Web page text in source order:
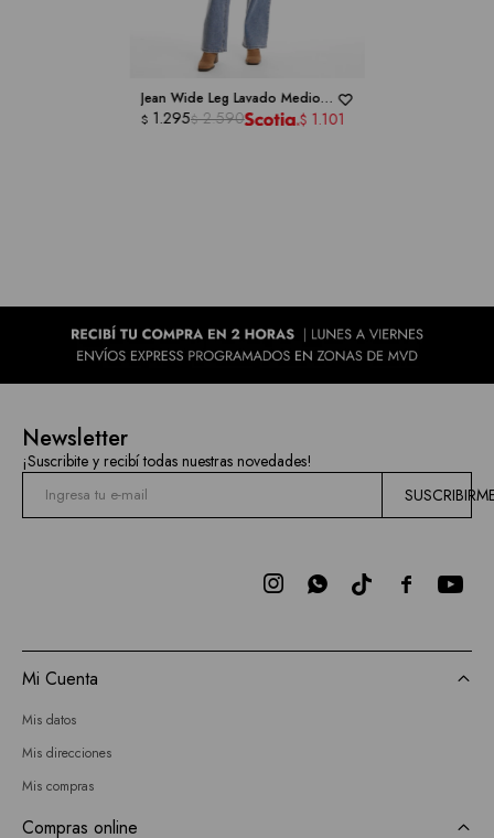
Jean Wide Leg Lavado Medio -
ROYALTY COLLECTION
$ 1.295$ 2.590 $ 1.101
Newsletter
¡Suscribite y recibí todas nuestras novedades!

 
Mi Cuenta
Mis datos
Mis direcciones
Mis compras
Compras online